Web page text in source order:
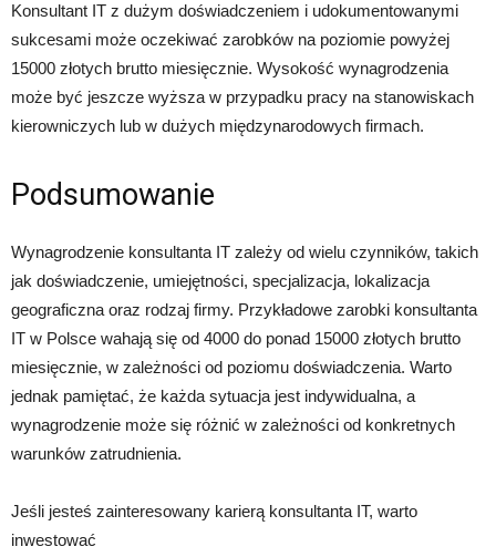
Konsultant IT z dużym doświadczeniem i udokumentowanymi
sukcesami może oczekiwać zarobków na poziomie powyżej
15000 złotych brutto miesięcznie. Wysokość wynagrodzenia
może być jeszcze wyższa w przypadku pracy na stanowiskach
kierowniczych lub w dużych międzynarodowych firmach.
Podsumowanie
Wynagrodzenie konsultanta IT zależy od wielu czynników, takich
jak doświadczenie, umiejętności, specjalizacja, lokalizacja
geograficzna oraz rodzaj firmy. Przykładowe zarobki konsultanta
IT w Polsce wahają się od 4000 do ponad 15000 złotych brutto
miesięcznie, w zależności od poziomu doświadczenia. Warto
jednak pamiętać, że każda sytuacja jest indywidualna, a
wynagrodzenie może się różnić w zależności od konkretnych
warunków zatrudnienia.
Jeśli jesteś zainteresowany karierą konsultanta IT, warto
inwestować